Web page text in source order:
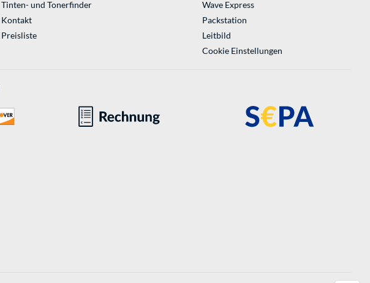
Tinten- und Tonerfinder
Kontakt
Preisliste
Wave Express
Packstation
Leitbild
Cookie Einstellungen